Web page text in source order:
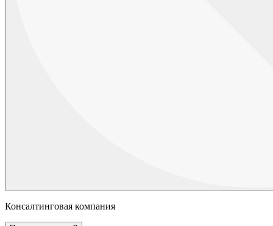
Консалтинговая компания